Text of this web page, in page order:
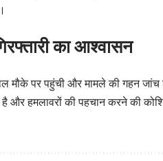
का आश्वासन
मौके पर पहुंची और मामले की गहन
और हमलावरों की पहचान करने की